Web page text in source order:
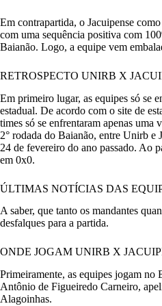
Em contrapartida, o Jacuipense
com uma sequência positiva com
Baianão. Logo, a equipe vem
RETROSPECTO UNIRB X
Em primeiro lugar, as equipes só se
estadual. De acordo com o site de
times só se enfrentaram apenas uma
2° rodada do Baianão, entre Unirb e
24 de fevereiro do ano passado. Ao
em 0x0.
ÚLTIMAS NOTÍCIAS DAS
A saber, que tanto os mandantes
desfalques para a partida.
ONDE JOGAM UNIRB X
Primeiramente, as equipes jogam no
Antônio de Figueiredo Carneiro,
Alagoinhas.